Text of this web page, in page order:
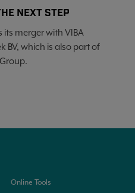
NEXT STEP
merger with VIBA
BV, which is also part of
Online Tools